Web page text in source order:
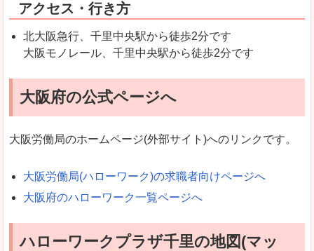
アクセス・行き方
北大阪急行、千里中央駅から徒歩2分です
大阪モノレール、千里中央駅から徒歩2分です
大阪府の公式ページへ
大阪労働局のホームページ(外部サイト)へのリンクです。
大阪労働局(ハローワーク)の求職者向けページへ
大阪府のハローワーク一覧ページへ
ハローワークプラザ千里の地図(マッ